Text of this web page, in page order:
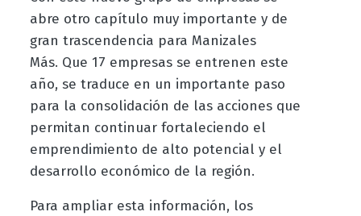
abre otro capítulo muy importante y de
gran trascendencia para Manizales
Más. Que 17 empresas se entrenen este
año, se traduce en un importante paso
para la consolidación de las acciones que
permitan continuar fortaleciendo el
emprendimiento de alto potencial y el
desarrollo económico de la región.
Para ampliar esta información, los